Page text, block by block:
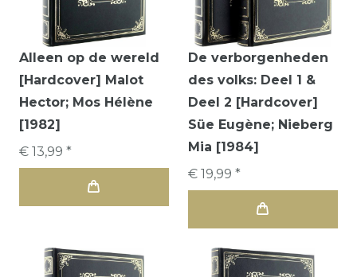
Alleen op de wereld
[Hardcover] Malot
Hector; Mos Hélène
[1982]
€ 13,99 *
De verborgenheden
des volks: Deel 1 &
Deel 2 [Hardcover]
Süe Eugène; Nieberg
Mia [1984]
€ 19,99 *